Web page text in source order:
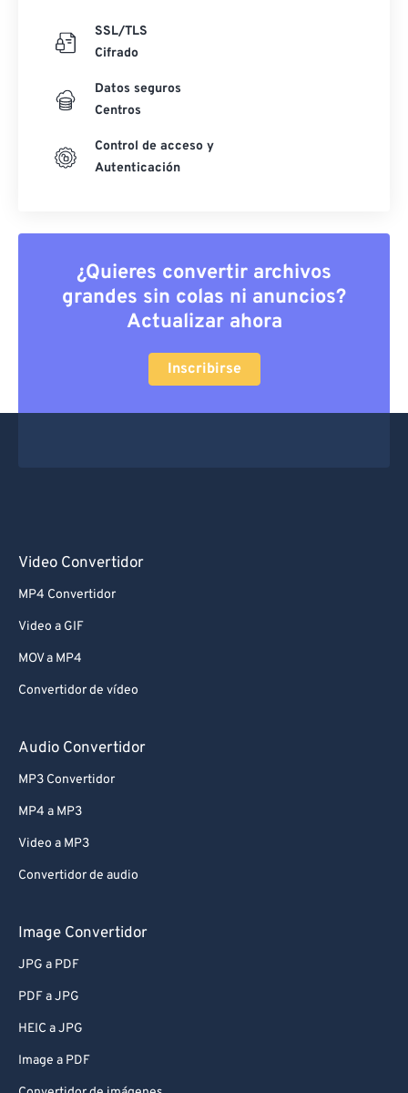
SSL/TLS
Cifrado
Datos seguros
Centros
Control de acceso y
Autenticación
¿Quieres convertir archivos
grandes sin colas ni anuncios?
Actualizar ahora
Inscribirse
Video Convertidor
MP4 Convertidor
Video a GIF
MOV a MP4
Convertidor de vídeo
Audio Convertidor
MP3 Convertidor
MP4 a MP3
Video a MP3
Convertidor de audio
Image Convertidor
JPG a PDF
PDF a JPG
HEIC a JPG
Image a PDF